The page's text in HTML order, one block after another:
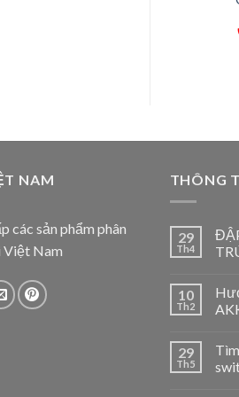
NAM
các sản phẩm phân
Việt Nam
THÔNG
29
Th4
10
Th2
29
Th5